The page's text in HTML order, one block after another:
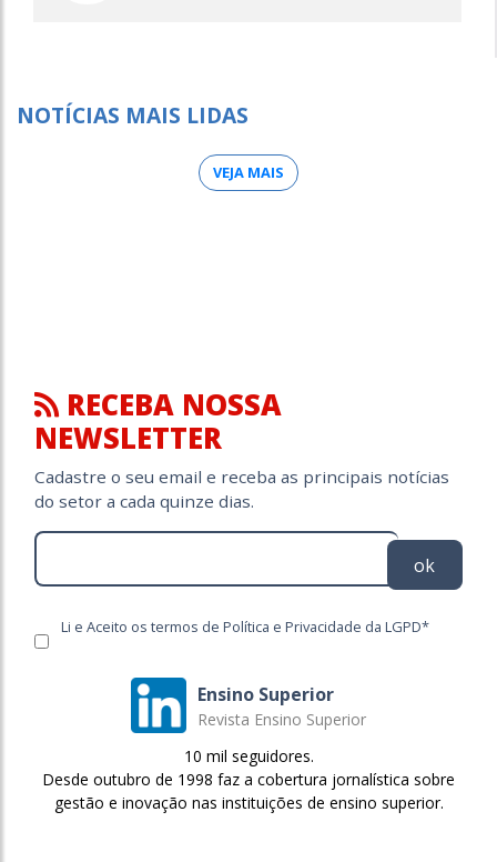
NOTÍCIAS MAIS LIDAS
VEJA MAIS
RECEBA NOSSA
NEWSLETTER
Cadastre o seu email e receba as principais notícias
do setor a cada quinze dias.
ok
Li e Aceito os termos de Política e Privacidade da LGPD*
Ensino Superior
Revista Ensino Superior
10 mil seguidores.
Desde outubro de 1998 faz a cobertura jornalística sobre
gestão e inovação nas instituições de ensino superior.